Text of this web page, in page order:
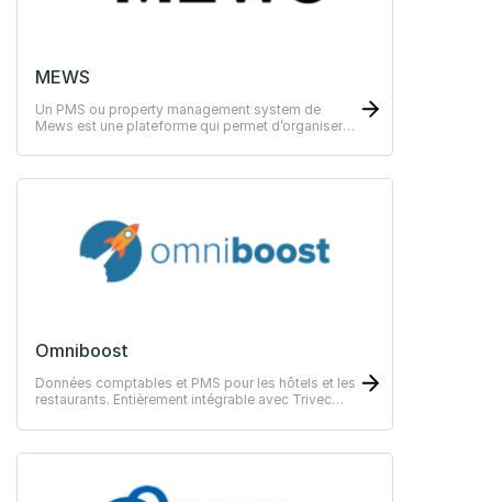
MEWS
Un PMS ou property management system de
Mews est une plateforme qui permet d’organiser le
de vos hôtels.
Omniboost
Données comptables et PMS pour les hôtels et les
restaurants. Entièrement intégrable avec Trivec